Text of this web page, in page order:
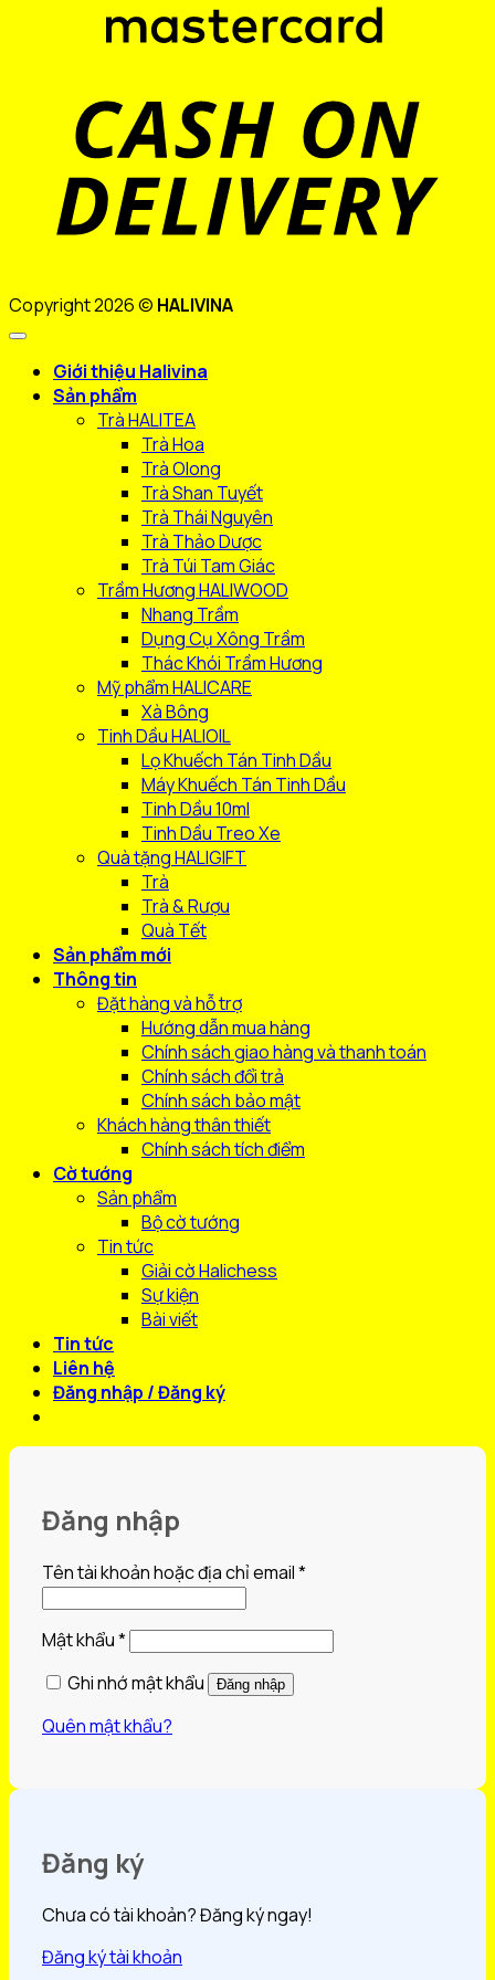
Copyright 2026 © HALIVINA
Giới thiệu Halivina
Sản phẩm
Trà HALITEA
Trà Hoa
Trà Olong
Trà Shan Tuyết
Trà Thái Nguyên
Trà Thảo Dược
Trà Túi Tam Giác
Trầm Hương HALIWOOD
Nhang Trầm
Dụng Cụ Xông Trầm
Thác Khói Trầm Hương
Mỹ phẩm HALICARE
Xà Bông
Tinh Dầu HALIOIL
Lọ Khuếch Tán Tinh Dầu
Máy Khuếch Tán Tinh Dầu
Tinh Dầu 10ml
Tinh Dầu Treo Xe
Quà tặng HALIGIFT
Trà
Trà & Rượu
Quà Tết
Sản phẩm mới
Thông tin
Đặt hàng và hỗ trợ
Hướng dẫn mua hàng
Chính sách giao hàng và thanh toán
Chính sách đổi trả
Chính sách bảo mật
Khách hàng thân thiết
Chính sách tích điểm
Cờ tướng
Sản phẩm
Bộ cờ tướng
Tin tức
Giải cờ Halichess
Sự kiện
Bài viết
Tin tức
Liên hệ
Đăng nhập / Đăng ký
Đăng nhập
Tên tài khoản hoặc địa chỉ email*Bắt
Mật khẩu*Bắt
Ghi nhớ mật khẩu
Đăng nhập
Quên mật khẩu?
Đăng ký
Chưa có tài khoản? Đăng ký ngay!
Đăng ký tài khoản